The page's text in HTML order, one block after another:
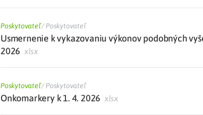
Poskytovateľ/Poskytovateľ
Usmernenie k vykazovaniu výkonov podobných
2026 xlsx
Poskytovateľ/Poskytovateľ
Onkomarkery k 1. 4. 2026 xlsx